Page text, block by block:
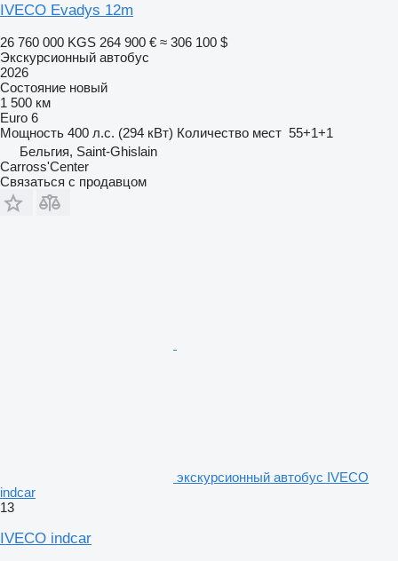
IVECO Evadys 12m
26 760 000 KGS 264 900 € ≈ 306 100 $
Экскурсионный автобус
2026
Состояние новый
1 500 км
Euro 6
Мощность 400 л.с. (294 кВт) Количество мест 55+1+1
Бельгия, Saint-Ghislain
Carross'Center
Связаться с продавцом
экскурсионный автобус IVECO
indcar
13
IVECO indcar